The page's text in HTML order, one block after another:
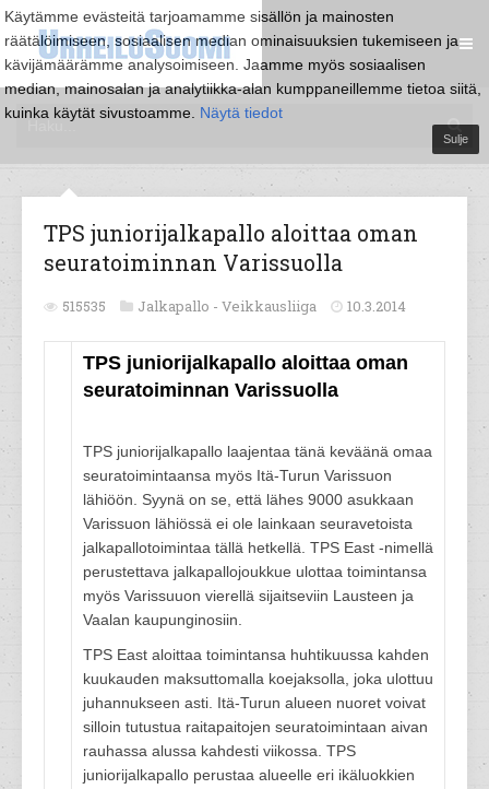
Käytämme evästeitä tarjoamamme sisällön ja mainosten
räätälöimiseen, sosiaalisen median ominaisuuksien tukemiseen ja
kävijämäärämme analysoimiseen. Jaamme myös sosiaalisen
median, mainosalan ja analytiikka-alan kumppaneillemme tietoa siitä,
kuinka käytät sivustoamme. Näytä tiedot
Sulje
TPS juniorijalkapallo aloittaa oman
seuratoiminnan Varissuolla
515535 Jalkapallo - Veikkausliiga 10.3.2014
TPS juniorijalkapallo aloittaa oman
seuratoiminnan Varissuolla
TPS juniorijalkapallo laajentaa tänä keväänä omaa
seuratoimintaansa myös Itä-Turun Varissuon
lähiöön. Syynä on se, että lähes 9000 asukkaan
Varissuon lähiössä ei ole lainkaan seuravetoista
jalkapallotoimintaa tällä hetkellä. TPS East -nimellä
perustettava jalkapallojoukkue ulottaa toimintansa
myös Varissuuon vierellä sijaitseviin Lausteen ja
Vaalan kaupunginosiin.
TPS East aloittaa toimintansa huhtikuussa kahden
kuukauden maksuttomalla koejaksolla, joka ulottuu
juhannukseen asti. Itä-Turun alueen nuoret voivat
silloin tutustua raitapaitojen seuratoimintaan aivan
rauhassa alussa kahdesti viikossa. TPS
juniorijalkapallo perustaa alueelle eri ikäluokkien